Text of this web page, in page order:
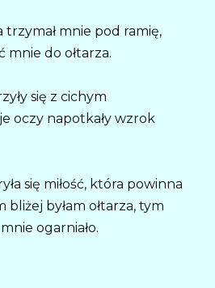
mnie pod ramię,
do ołtarza.
się z cichym
oczy napotkały wzrok
się miłość, która powinna
bliżej byłam ołtarza, tym
ogarniało.